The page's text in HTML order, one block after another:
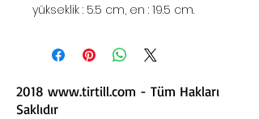
yükseklik : 5.5 cm, en : 19.5 cm.
2018 www.tirtill.com - Tüm Hakları
Saklıdır